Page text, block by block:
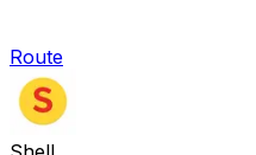
Route